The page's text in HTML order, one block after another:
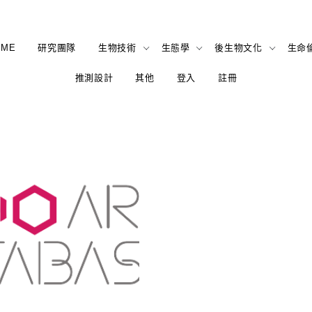
研究團隊 生物技術 生態學 後生物文化 生命
推測設計 其他 登入 註冊